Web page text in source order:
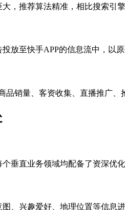
，推荐算法精准，相比搜索引
放至快手APP的信息流中，以
品销量、客资收集、直播推广、
垂直业务领域均配备了资深优
、兴趣爱好、地理位置等信息